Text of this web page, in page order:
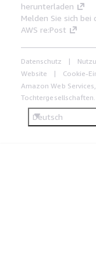
herunterladen
Melden Sie sich bei
AWS re:Post
Datenschutz
Website
Cookie-
Amazon Web
Deutsch